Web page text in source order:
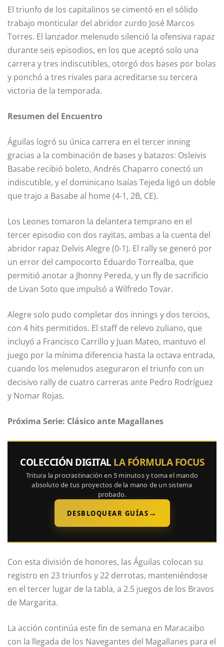
El triunfo de los capitalinos se cimentó en el sólido
trabajo monticular del abridor zurdo José Marcos
Torres. El lanzador melenudo silenció la ofensiva rapaz
durante seis episodios, en los que aceptó solo una
carrera y tres indiscutibles, otorgó dos bases por bolas
y ponchó a tres rivales para acreditarse su tercera
victoria de la temporada.
Resumen del Encuentro
Águilas logró su única carrera en el tercer inning
gracias a la combinación de bases y batazos: Osleivis
Basabe recibió boleto, Andrés Chaparro conectó un
indiscutible, y el dominicano Isaías Tejeda ligó un doble
que trajo a Basabe al home (4-1, 2B, CE).
Los Leones tomaron la delantera temprano en el
tercer episodio con dos rayitas, ambas a la cuenta del
abridor rapaz Delvis Alegre (0-1). El rally se generó por
un error del campocorto Eduardo Torrealba, que
permitió anotar a Jhonny Pereda, y un fly de sacrificio
de Livan Soto que impulsó a Wilfredo Tovar.
Alegre solo pudo completar dos innings y dos tercios,
con 4 hits permitidos. El staff de relevo zuliano, que
incluyó a Francisco Carrillo y Juan Mateo, mantuvo el
juego por la mínima diferencia hasta la octava entrada,
cuando los melenudos aseguraron el triunfo con un
decisivo rally de cuatro carreras ante Pedro Rodríguez
y Nomar Rojas.
Próxima Serie: Clásico ante Magallanes
COLECCIÓN DIGITAL LA FÓRMULA FOCUS
Tritura la procrastinación en 5 minutos y toma el mando
absoluto de tus proyectos de la mano de un sistema
probado.
DESBLOQUEAR GUÍAS →
Con esta división de honores, las Águilas colocan su
registro en 23 triunfos y 22 derrotas, manteniéndose
en el tercer lugar de la tabla, a 2.5 juegos de los Bravos
de Margarita.
La acción continúa este fin de semana en Maracaibo
con la llegada de los Navegantes del Magallanes para el